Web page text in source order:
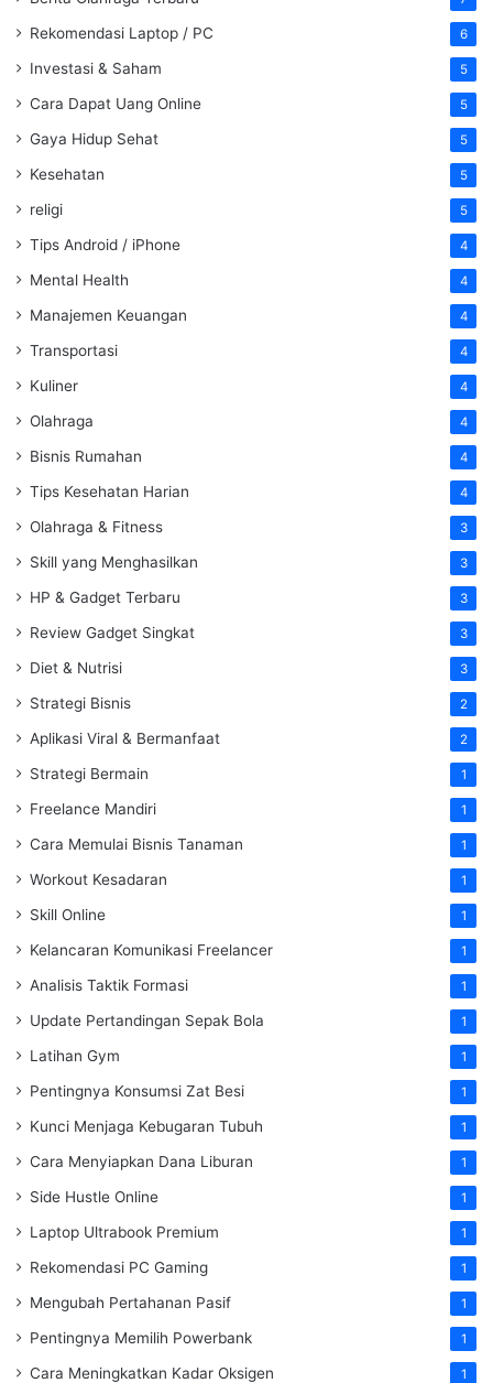
Rekomendasi Laptop / PC 6
Investasi & Saham 5
Cara Dapat Uang Online 5
Gaya Hidup Sehat 5
Kesehatan 5
religi 5
Tips Android / iPhone 4
Mental Health 4
Manajemen Keuangan 4
Transportasi 4
Kuliner 4
Olahraga 4
Bisnis Rumahan 4
Tips Kesehatan Harian 4
Olahraga & Fitness 3
Skill yang Menghasilkan 3
HP & Gadget Terbaru 3
Review Gadget Singkat 3
Diet & Nutrisi 3
Strategi Bisnis 2
Aplikasi Viral & Bermanfaat 2
Strategi Bermain 1
Freelance Mandiri 1
Cara Memulai Bisnis Tanaman 1
Workout Kesadaran 1
Skill Online 1
Kelancaran Komunikasi Freelancer 1
Analisis Taktik Formasi 1
Update Pertandingan Sepak Bola 1
Latihan Gym 1
Pentingnya Konsumsi Zat Besi 1
Kunci Menjaga Kebugaran Tubuh 1
Cara Menyiapkan Dana Liburan 1
Side Hustle Online 1
Laptop Ultrabook Premium 1
Rekomendasi PC Gaming 1
Mengubah Pertahanan Pasif 1
Pentingnya Memilih Powerbank 1
Cara Meningkatkan Kadar Oksigen 1